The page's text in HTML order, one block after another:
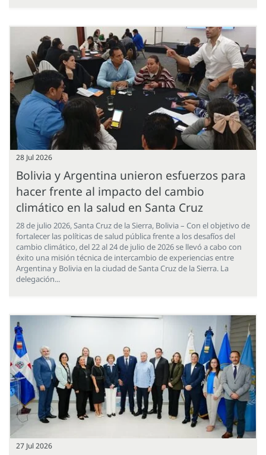
28 Jul 2026
Bolivia y Argentina unieron esfuerzos para
hacer frente al impacto del cambio
climático en la salud en Santa Cruz
28 de julio 2026, Santa Cruz de la Sierra, Bolivia – Con el objetivo de
fortalecer las políticas de salud pública frente a los desafíos del
cambio climático, del 22 al 24 de julio de 2026 se llevó a cabo con
éxito una misión técnica de intercambio de experiencias entre
Argentina y Bolivia en la ciudad de Santa Cruz de la Sierra. La
delegación...
27 Jul 2026